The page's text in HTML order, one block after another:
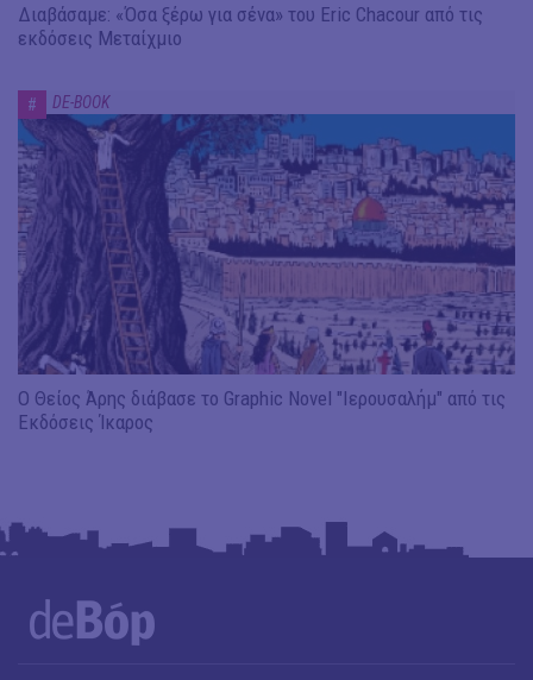
Διαβάσαμε: «Όσα ξέρω για σένα» του Eric Chacour από τις
εκδόσεις Μεταίχμιο
# DE-BOOK
Ο Θείος Άρης διάβασε το Graphic Novel "Ιερουσαλήμ" από τις
Εκδόσεις Ίκαρος